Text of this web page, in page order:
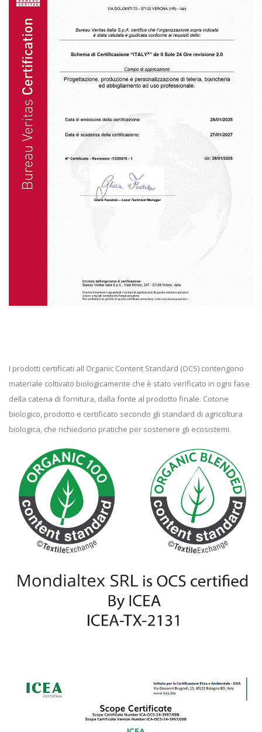
I prodotti certificati all Organic Content Standard (OCS) contengono
materiale coltivato biologicamente che è stato verificato in ogni fase
della catena di fornitura, dalla fonte al prodotto finale. Cotone
biologico, prodotto e certificato secondo gli standard di agricoltura
biologica, che richiedono pratiche per sostenere gli ecosistemi.